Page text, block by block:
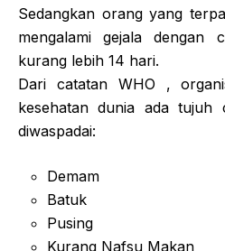
Sedangkan orang yang
mengalami gejala dengan
kurang lebih 14 hari.
Dari catatan WHO ,
kesehatan dunia ada
diwaspadai:
Demam
Batuk
Pusing
Kurang Nafsu Makan